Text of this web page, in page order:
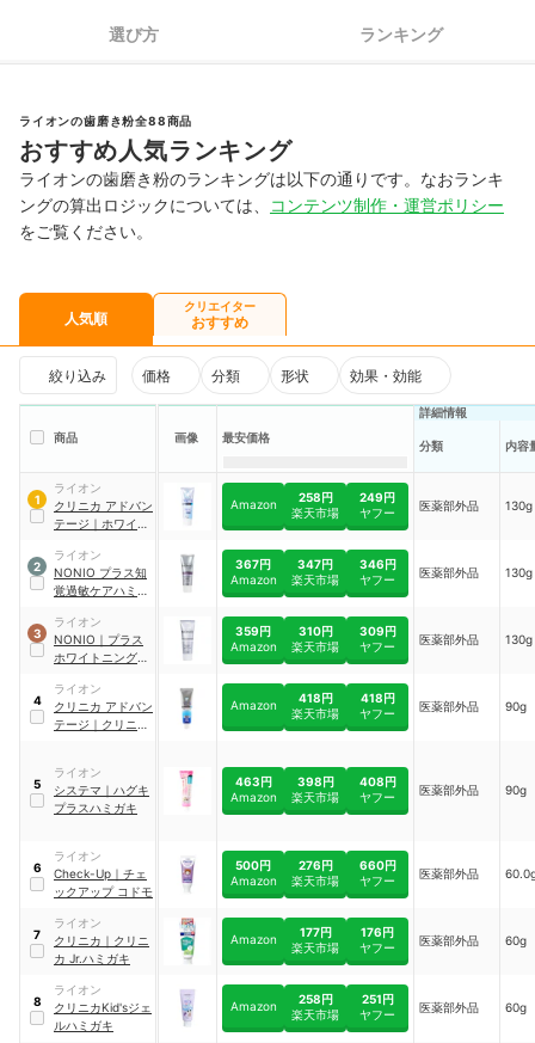
選び方 ランキング
ライオンの歯磨き粉全88商品
おすすめ人気ランキング
ライオンの歯磨き粉のランキングは以下の通りです。なおランキ
ングの算出ロジックについては、
コンテンツ制作・運営ポリシー
をご覧ください。
人気順
クリエイター
おすすめ
絞り込み 価格 分類 形状 効果・効能
商品 画像 最安価格
詳細情報
分類 内容
1
ライオン
クリニカ アドバン
テージ ｜ ホワイト
クリアミント
Amazon
258円
楽天市場
249円
ヤフー
医薬部外品 130g
2
ライオン
NONIO プラス知
覚過敏ケアハミガ
367円
Amazon
347円
楽天市場
346円
ヤフー
医薬部外品 130g
3
ライオン
NONIO ｜ プラス
ホワイトニング ハ
359円
Amazon
310円
楽天市場
309円
ヤフー
医薬部外品 130g
4
ライオン
クリニカ アドバン
テージ ｜ クリニカ
歯ブラシ用
Amazon
418円
楽天市場
418円
ヤフー
医薬部外品 90g
5
ライオン
システマ ｜ ハグキ
プラスハミガキ
463円
Amazon
398円
楽天市場
408円
ヤフー
医薬部外品 90g
6
ライオン
Check-Up ｜ チェ
ックアップ コドモ
500円
Amazon
276円
楽天市場
660円
ヤフー
医薬部外品
7
ライオン
クリニカ ｜ クリニ
カ Jr.ハミガキ
Amazon
177円
楽天市場
176円
ヤフー
医薬部外品 60g
8
ライオン
クリニカKid'sジェ
ルハミガキ
Amazon
258円
楽天市場
251円
ヤフー
医薬部外品 60g